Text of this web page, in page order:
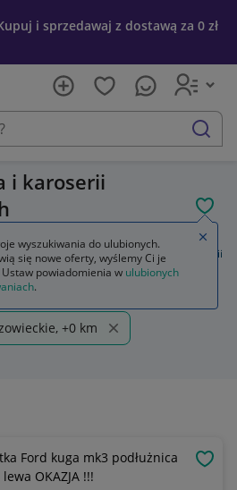
i sprzedawaj z dostawą za 0 zł
szukaj
i karoserii
Części samochodowe Części karoserii
+0 km
Ford kuga mk3 podłużnica
OKAZJA !!!
wyszukiwania do ulubionych.
się nowe oferty, wyślemy Ci je
powiadomienia w ulubionych
.